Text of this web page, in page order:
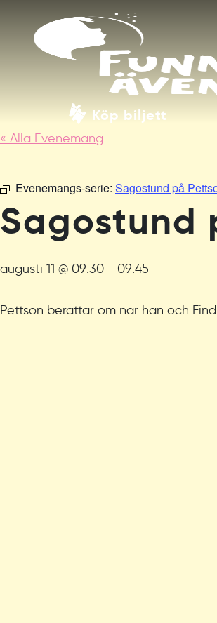
Köp biljett
« Alla Evenemang
Evenemangs-serie: Sagostund på
Sagostund
augusti 11 @ 09:30 - 09:45
Pettson berättar om när han och